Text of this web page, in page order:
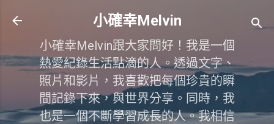
跳到主要內容
小確幸Melvin
小確幸Melvin跟大家問好！我是一個
熱愛紀錄生活點滴的人。透過文字、
照片和影片，我喜歡把每個珍貴的瞬
間記錄下來，與世界分享。同時，我
也是一個不斷學習成長的人。我相信